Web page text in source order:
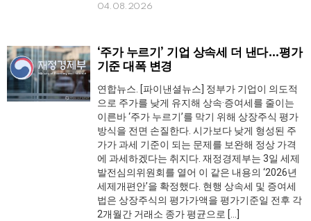
04.08.2026
‘주가 누르기’ 기업 상속세 더 낸다…평가
기준 대폭 변경
연합뉴스. [파이낸셜뉴스] 정부가 기업이 의도적
으로 주가를 낮게 유지해 상속·증여세를 줄이는
이른바 ‘주가 누르기’를 막기 위해 상장주식 평가
방식을 전면 손질한다. 시가보다 낮게 형성된 주
가가 과세 기준이 되는 문제를 보완해 정상 가격
에 과세하겠다는 취지다. 재정경제부는 3일 세제
발전심의위원회를 열어 이 같은 내용의 ‘2026년
세제개편안’을 확정했다. 현행 상속세 및 증여세
법은 상장주식의 평가가액을 평가기준일 전후 각
2개월간 거래소 종가 평균으로 […]